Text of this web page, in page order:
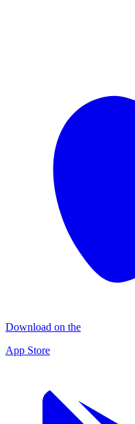
Download on the
App Store